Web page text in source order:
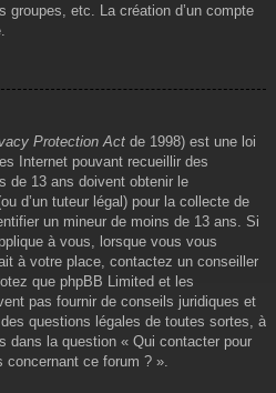
groupes, etc. La création d’un compte
Protection Act de 1998) est une loi
Internet pouvant recueillir des
de 13 ans doivent obtenir le
d’un tuteur légal) pour la collecte de
un mineur de moins de 13 ans. Si
à vous, lorsque vous vous
à votre place, contactez un conseiller
que phpBB Limited et les
pas fournir de conseils juridiques et
questions légales de toutes sortes, à
dans la question « Qui contacter pour
concernant ce forum ? ».